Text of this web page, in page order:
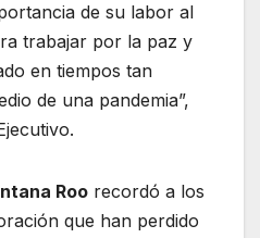
de su labor al
trabajar por la paz y
en tiempos tan
de una pandemia”,
Roo recordó a los
que han perdido